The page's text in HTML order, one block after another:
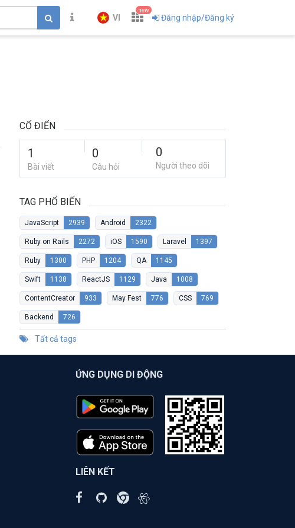
VI
new
Đăng nhập/Đăng ký
CỔ ĐIỂN
1
Bài viết
0
Câu hỏi
0
Người theo dõi
TAG PHỔ BIẾN
JavaScript 2939 Android 2322
Ruby on Rails 2272 iOS 1590 Laravel 1397
Ruby 1300 PHP 1204 QA 1145
Swift 1138 ReactJS 1129 Java 1008
ContentCreator 933 May Fest 776 CSS 769
Backend 726
Tất cả tags
ỨNG DỤNG DI ĐỘNG
LIÊN KẾT